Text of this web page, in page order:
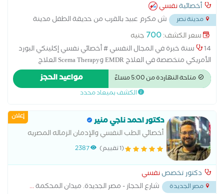
أخصائيةنفسي
مدينة نصر
ش مكرم عبيد بالقرب من حديقة الطفل مدينة
نصر...سعر الكشف:700 جنيه
14 سنة خبرة في المجال النفسي # أخصائي نفسي إكلينكي البورد
الأمريكي متخصصة في العلاج EMDR وScema Therapy العلاج
بالمخططات المعرفية والعلاج النفسي السلوكي والسلوكي المعرفي
و DBT ماجستير مهني في الصحة النفسية المتكاملة # اخصائي
تعديل سلوك وتنمية مهارات للأطفال والمراهقين #مدربة معتمدة
#عضو التحالف العربي لخبراء العلاج النفسي #مدرب معتمد من
شركة تميز للتطوير والتدريب المؤسسي # دبلوم صعوبات التعلم
وتعديل وإدارة السلوك # دبلوم الإرشاد الأسري والنفسي # دبلوم
إعداد مدرب نفسي للأطفال # دبلوم التربية الخاصة # دبلوم
المقاييس النفسية # دبلوم علم النفس الإكلينكي #ماجستير مهني
في الصحة النفسية #دكتوراه مهنية في إدارة الموارد البشرية
متاحة النهاردة من 5:00 مساءً مواعيد الحجز
الكشف بميعاد محدد
إعلان دكتور احمد ناجي منير
أخصائي الطب النفسي والإدمان الزماله المصريه
للطب النفسي والإدمان
(1 تقييم) 2387
دكتور تخصصنفسي
مصر الجديدة شارع الحجاز - مصر الجديدة. ميدان المحكمة...